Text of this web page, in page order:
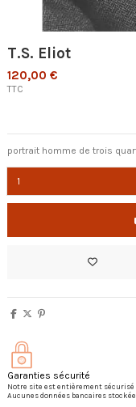
T.S. Eliot
120,00 €
TTC
portrait homme de trois
Garanties sécurité
Notre site est entièrement sécurisé
Aucunes données bancaires